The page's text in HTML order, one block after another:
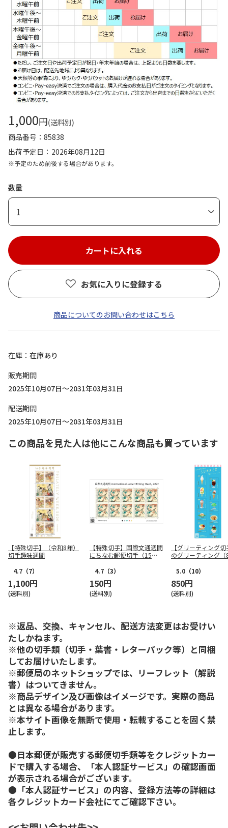
1,000円(送料別)
商品番号
85838
出荷予定日
2026年08月12日
※予定のため前後する場合があります。
数量
1
お気に入りに登録する
商品についてのお問い合わせはこちら
在庫
在庫あり
販売期間
2025年10月07日～2031年03月31日
配送期間
2025年10月07日～2031年03月31日
この商品を見た人は他にこんな商品も買っています
【特殊切手】（令和8年）
切手趣味週間
4.7 （7）
1,100円
(送料別)
【特殊切手】国際文通週間
にちなむ郵便切手（15
4.7 （3）
150円
(送料別)
【グリーティング
のグリーティング（
5.0 （10）
850円
(送料別)
※返品、交換、キャンセル、配送方法変更はお受けい
たしかねます。
※他の切手類（切手・葉書・レターパック等）と同梱
してお届けいたします。
※郵便局のネットショップでは、リーフレット（解説
書）はついてきません。
※商品デザイン及び画像はイメージです。実際の商品
とは異なる場合があります。
※本サイト画像を無断で使用・転載することを固く禁
止します。
●日本郵便が販売する郵便切手類等をクレジットカー
ドで購入する場合、「本人認証サービス」の確認画面
が表示される場合がございます。
●「本人認証サービス」の内容、登録方法等の詳細は
各クレジットカード会社にてご確認下さい。